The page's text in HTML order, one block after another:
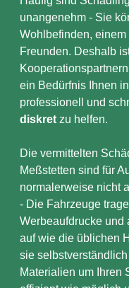
unangenehm - Sie
Wohlbefinden,
Freunden. Deshalb
ein Bedürfnis Ihnen
professionell und
diskret zu helfen.
Die vermittelten
Meßstetten sind für
normalerweise nicht
- Die Fahrzeuge
Werbeaufdrucke und
auf wie die üblichen
sie
Materialien um Ihren